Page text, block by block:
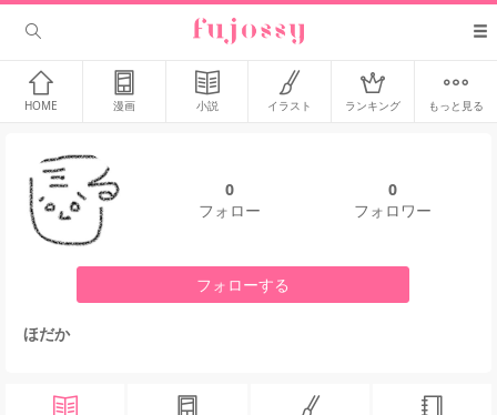
HOME 漫画 小説 イラスト ランキング もっと見る
0
フォロー
0
フォロワー
フォローする
ほだか